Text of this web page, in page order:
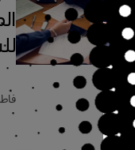
للبيئة
فاطمة